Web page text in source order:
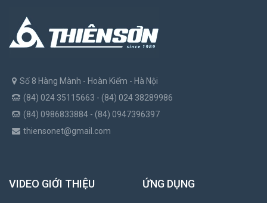
Số 8 Hàng Mành - Hoàn Kiếm - Hà Nội
(84) 024 35115663 - (84) 024 38289986
(84) 0986833884 - (84) 0947396397
thiensonet@gmail.com
VIDEO GIỚI THIỆU ỨNG DỤNG